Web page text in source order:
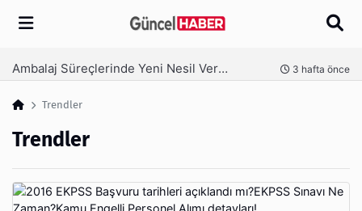
Arama
Ambalaj Süreçlerinde Yeni Nesil Verimliliği Olimpack ile Yakalayın 3 hafta önce
Trendler
Trendler